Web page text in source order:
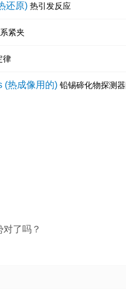
还原) 热引发反应
系紧夹
律
(热成像用的) 铅锡碲化物探测
了吗？